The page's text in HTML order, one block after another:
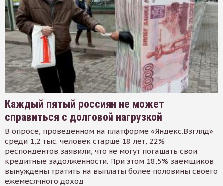
Каждый пятый россиян не может
справиться с долговой нагрузкой
В опросе, проведенном на платформе «Яндекс.Взгляд»
среди 1,2 тыс. человек старше 18 лет, 22%
респондентов заявили, что не могут погашать свои
кредитные задолженности. При этом 18,5% заемщиков
вынуждены тратить на выплаты более половины своего
ежемесячного доход